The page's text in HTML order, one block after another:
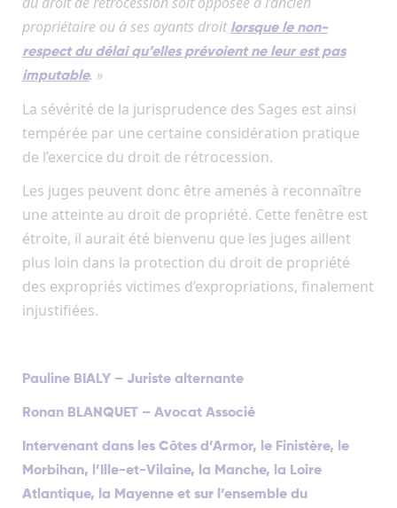
propriétaire ou à ses ayants droit lorsque le non-
respect du délai qu’elles prévoient ne leur est pas
imputable. »
La sévérité de la jurisprudence des Sages est ainsi
tempérée par une certaine considération pratique
de l’exercice du droit de rétrocession.
Les juges peuvent donc être amenés à reconnaître
une atteinte au droit de propriété. Cette fenêtre est
étroite, il aurait été bienvenu que les juges aillent
plus loin dans la protection du droit de propriété
des expropriés victimes d’expropriations, finalement
injustifiées.
Pauline BIALY – Juriste alternante
Ronan BLANQUET – Avocat Associé
Intervenant dans les Côtes d’Armor, le Finistère, le
Morbihan, l’Ille-et-Vilaine, la Manche, la Loire
Atlantique, la Mayenne et sur l’ensemble du